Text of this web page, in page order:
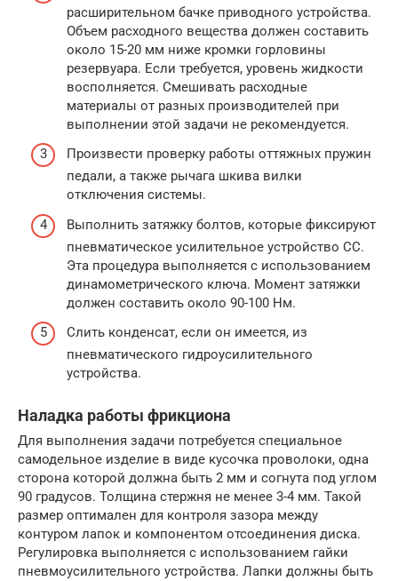
расширительном бачке приводного устройства.
Объем расходного вещества должен составить
около 15-20 мм ниже кромки горловины
резервуара. Если требуется, уровень жидкости
восполняется. Смешивать расходные
материалы от разных производителей при
выполнении этой задачи не рекомендуется.
Произвести проверку работы оттяжных пружин
педали, а также рычага шкива вилки
отключения системы.
Выполнить затяжку болтов, которые фиксируют
пневматическое усилительное устройство СС.
Эта процедура выполняется с использованием
динамометрического ключа. Момент затяжки
должен составить около 90-100 Нм.
Слить конденсат, если он имеется, из
пневматического гидроусилительного
устройства.
Наладка работы фрикциона
Для выполнения задачи потребуется специальное
самодельное изделие в виде кусочка проволоки, одна
сторона которой должна быть 2 мм и согнута под углом
90 градусов. Толщина стержня не менее 3-4 мм. Такой
размер оптимален для контроля зазора между
контуром лапок и компонентом отсоединения диска.
Регулировка выполняется с использованием гайки
пневмоусилительного устройства. Лапки должны быть